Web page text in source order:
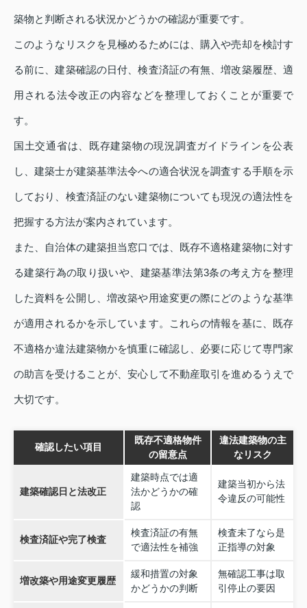
築物と判断される状況かどうかの確認が重要です。
このようなリスクを見極めるためには、購入や売却を検討す
る前に、建築確認の日付、検査済証の有無、増改築履歴、適
用される法令改正の内容などを整理しておくことが重要で
す。
国土交通省は、既存建築物の現況調査ガイドラインを公表
し、建築士が建築基準法令への適合状況を調査する手順を示
しており、検査済証のない建築物についても現況の適法性を
把握する方法が案内されています。
また、自治体の建築担当窓口では、既存不適格建築物に対す
る建築行為の取り扱いや、建築基準法第3条の考え方を整理
した資料を公開し、増改築や用途変更の際にどのような基準
が適用されるかを示しています。これらの情報を基に、既存
不適格か違法建築物かを慎重に確認し、必要に応じて専門家
の助言を受けることが、安心して不動産取引を進めるうえで
大切です。
確認したい項目
既存不適格物件
の留意点
違法建築物の主
なリスク
建築確認日と法改正
建築時点では適
法かどうかの確
認
建築当初から法
令違反の可能性
検査済証や完了検査
検査済証の有無
で適法性を補強
検査未了なら是
正指導の対象
増改築や用途変更履歴
緩和措置の対象
かどうかの判断
無確認工事は取
引停止の要因